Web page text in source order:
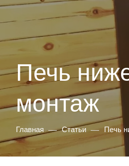
Печь
монтаж
Главная — Статьи — Печь